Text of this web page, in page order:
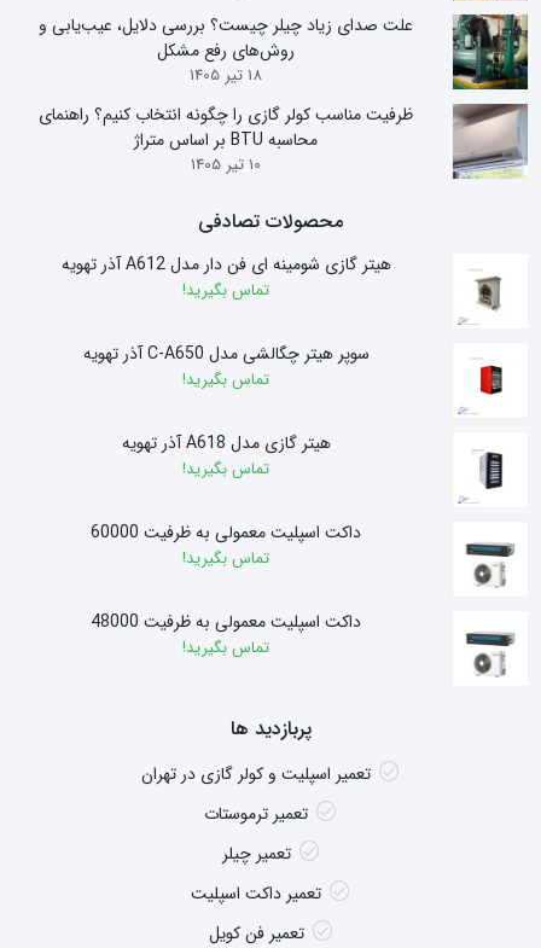
علت صدای زیاد چیلر چیست؟ بررسی دلایل، عیب‌یابی و
روش‌های رفع مشکل
18 تیر 1405
ظرفیت مناسب کولر گازی را چگونه انتخاب کنیم؟ راهنمای
محاسبه BTU بر اساس متراژ
10 تیر 1405
محصولات تصادفی
هیتر گازی شومینه ای فن دار مدل A612 آذر تهویه
تماس بگیرید!
سوپر هیتر چگالشی مدل C-A650 آذر تهویه
تماس بگیرید!
هیتر گازی مدل A618 آذر تهویه
تماس بگیرید!
داکت اسپلیت معمولی به ظرفیت 60000
تماس بگیرید!
داکت اسپلیت معمولی به ظرفیت 48000
تماس بگیرید!
پربازدید ها
تعمیر اسپلیت و کولر گازی در تهران
تعمیر ترموستات
تعمیر چیلر
تعمیر داکت اسپلیت
تعمیر فن کویل